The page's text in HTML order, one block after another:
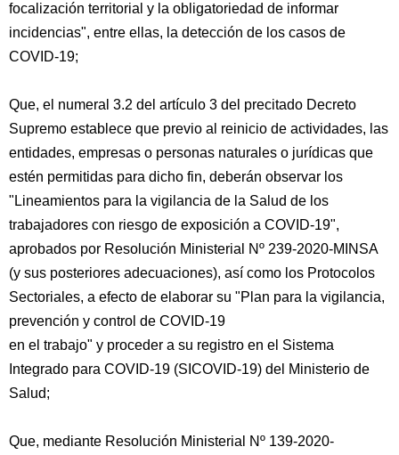
focalización territorial y la obligatoriedad de informar
incidencias", entre ellas, la detección de los casos de
COVID-19;
Que, el numeral 3.2 del artículo 3 del precitado Decreto
Supremo establece que previo al reinicio de actividades, las
entidades, empresas o personas naturales o jurídicas que
estén permitidas para dicho fin, deberán observar los
"Lineamientos para la vigilancia de la Salud de los
trabajadores con riesgo de exposición a COVID-19",
aprobados por Resolución Ministerial Nº 239-2020-MINSA
(y sus posteriores adecuaciones), así como los Protocolos
Sectoriales, a efecto de elaborar su "Plan para la vigilancia,
prevención y control de COVID-19
en el trabajo" y proceder a su registro en el Sistema
Integrado para COVID-19 (SICOVID-19) del Ministerio de
Salud;
Que, mediante Resolución Ministerial Nº 139-2020-